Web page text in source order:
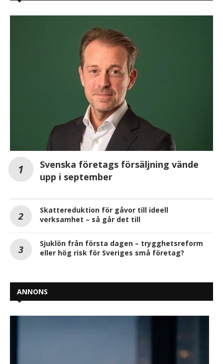
Svenska företags försäljning vände
upp i september
Skattereduktion för gåvor till ideell
verksamhet – så går det till
Sjuklön från första dagen – trygghetsreform
eller hög risk för Sveriges små företag?
ANNONS